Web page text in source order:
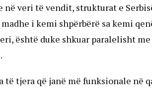
veri të vendit, strukturat e
i kemi shpërbërë sa kemi
është duke shkuar paralelisht
të tjera që janë më funksionale në